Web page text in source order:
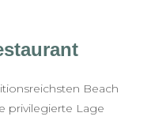
Beach
privilegierte Lage